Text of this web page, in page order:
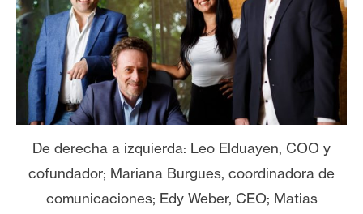
De derecha a izquierda: Leo Elduayen, COO y
cofundador; Mariana Burgues, coordinadora de
comunicaciones; Edy Weber, CEO; Matias